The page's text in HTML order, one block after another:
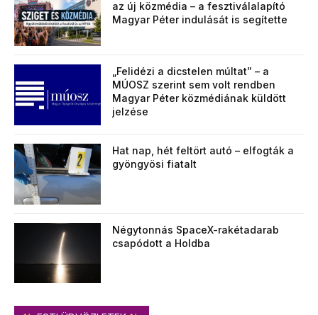
az új közmédia – a fesztiválalapító
Magyar Péter indulását is segítette
„Felidézi a dicstelen múltat” – a
MÚOSZ szerint sem volt rendben
Magyar Péter közmédiának küldött
jelzése
Hat nap, hét feltört autó – elfogták a
gyöngyösi fiatalt
Négytonnás SpaceX-rakétadarab
csapódott a Holdba